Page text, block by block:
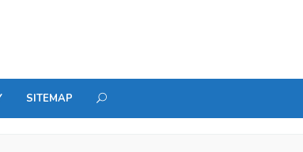
SITEMAP